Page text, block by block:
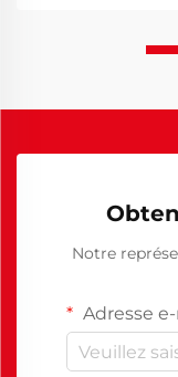
Notre
Adresse